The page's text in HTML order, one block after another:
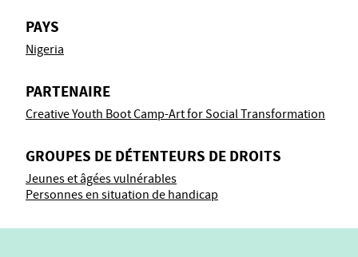
PAYS
Nigeria
PARTENAIRE
Creative Youth Boot Camp-Art for Social Transformation
GROUPES DE DÉTENTEURS DE DROITS
Jeunes et âgées vulnérables
Personnes en situation de handicap